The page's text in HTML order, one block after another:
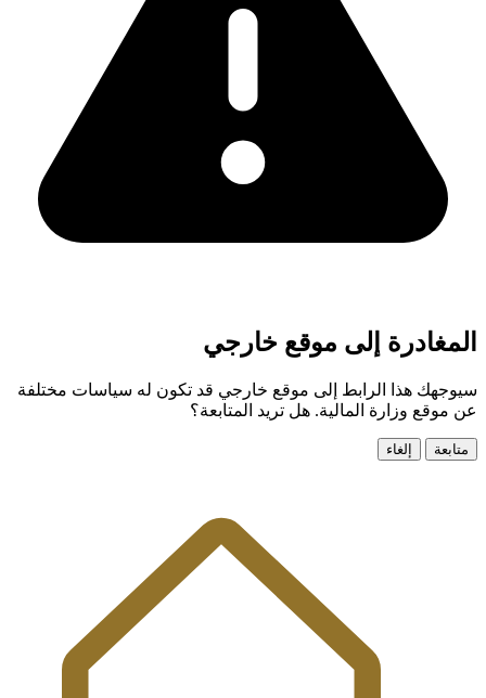
المغادرة إلى موقع خارجي
سيوجهك هذا الرابط إلى موقع خارجي قد تكون له سياسات مختلفة
عن موقع وزارة المالية. هل تريد المتابعة؟
متابعة إلغاء